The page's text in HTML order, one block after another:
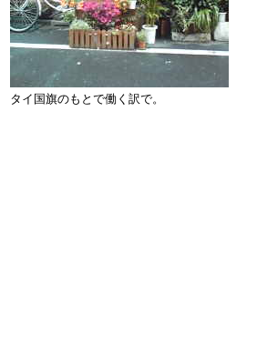
タイ国旗のもとで働く訳で。